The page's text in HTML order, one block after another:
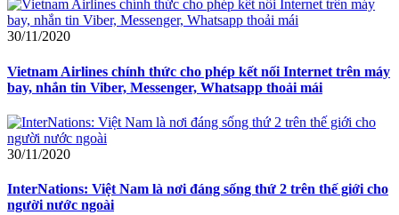
30/11/2020
Vietnam Airlines chính thức cho phép kết nối Internet trên máy
bay, nhắn tin Viber, Messenger, Whatsapp thoải mái
30/11/2020
InterNations: Việt Nam là nơi đáng sống thứ 2 trên thế giới cho
người nước ngoài